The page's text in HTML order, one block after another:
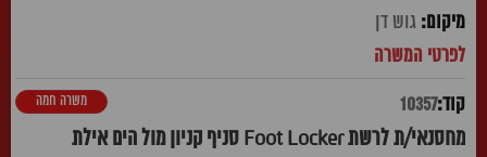
גוש דן
10357
מחסנאי/ת לרשת Foot Locker סניף קניון מול הים אילת
משרה חמה